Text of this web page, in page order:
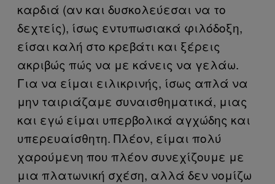
καρδιά (αν και δυσκολεύεσαι να το
δεχτείς), ίσως εντυπωσιακά φιλόδοξη,
είσαι καλή στο κρεβάτι και ξέρεις
ακριβώς πώς να με κάνεις να γελάω.
Για να είμαι ειλικρινής, ίσως απλά να
μην ταιριάζαμε συναισθηματικά, μιας
και εγώ είμαι υπερβολικά αγχώδης και
υπερευαίσθητη. Πλέον, είμαι πολύ
χαρούμενη που πλέον συνεχίζουμε με
μια πλατωνική σχέση, αλλά δεν νομίζω